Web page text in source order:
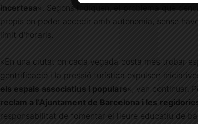
incertesa«. Segons indiquen, el problema que
propis on poder accedir amb autonomia, sense
límit d’horaris.
«En una ciutat on cada vegada costa més trobar
gentrificació i la pressió turística expulsen
els espais associatius i populars«, van continuar.
reclam a l’Ajuntament de Barcelona i les
responsabilitat de fomentar el lleure educatiu de